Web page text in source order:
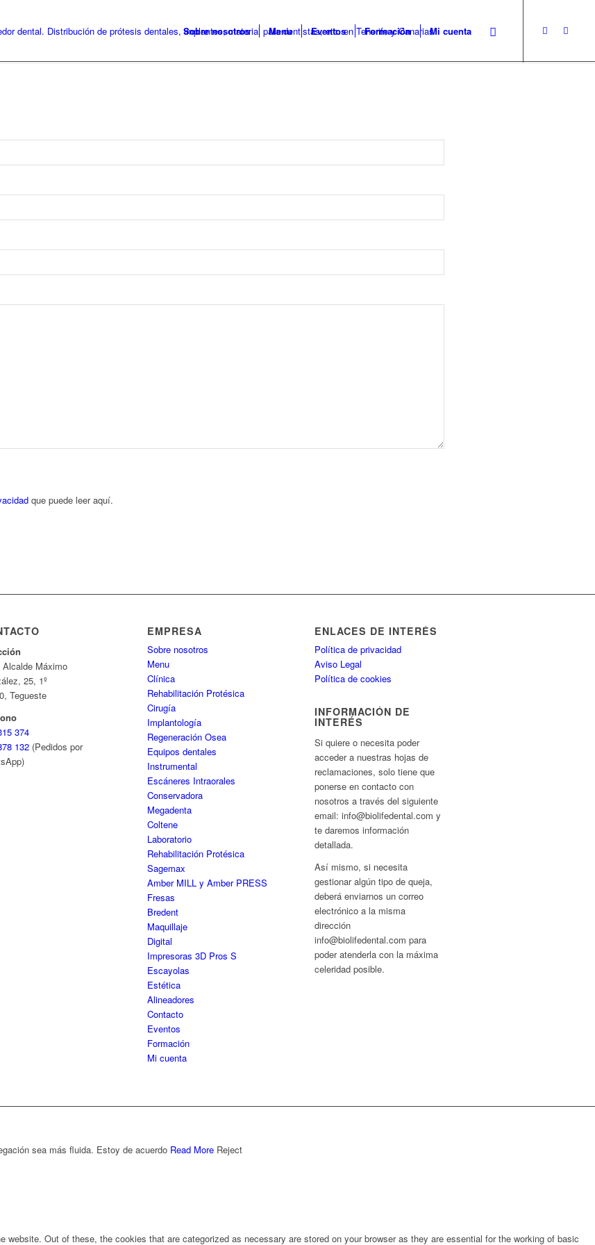
Sobre nosotros Menu Eventos Formación Mi cuenta
que puede leer aquí.
Alcalde Máximo
25, 1º
Tegueste
374
132 (Pedidos por
EMPRESA
Sobre nosotros
Menu
Clínica
Rehabilitación Protésica
Cirugía
Implantología
Regeneración Osea
Equipos dentales
Instrumental
Escáneres Intraorales
Conservadora
Megadenta
Coltene
Laboratorio
Rehabilitación Protésica
Sagemax
Amber MILL y Amber PRESS
Fresas
Bredent
Maquillaje
Digital
Impresoras 3D Pros S
Escayolas
Estética
Alineadores
Contacto
Eventos
Formación
Mi cuenta
ENLACES DE INTERÉS
Política de privacidad
Aviso Legal
Política de cookies
INFORMACIÓN DE
INTERÉS
Si quiere o necesita poder
acceder a nuestras hojas de
reclamaciones, solo tiene que
ponerse en contacto con
nosotros a través del siguiente
email: info@biolifedental.com y
te daremos información
detallada.
Así mismo, si necesita
gestionar algún tipo de queja,
deberá enviarnos un correo
electrónico a la misma
dirección
info@biolifedental.com para
poder atenderla con la máxima
celeridad posible.
sea más fluida. Estoy de acuerdo Read More Reject
Out of these, the cookies that are categorized as necessary are stored on your browser as they are essential for the working of basic